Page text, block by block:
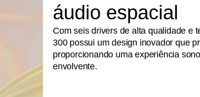
áudio espacial
Com seis drivers de alta qualidade e
300 possui um design inovador que
proporcionando uma experiência
envolvente.